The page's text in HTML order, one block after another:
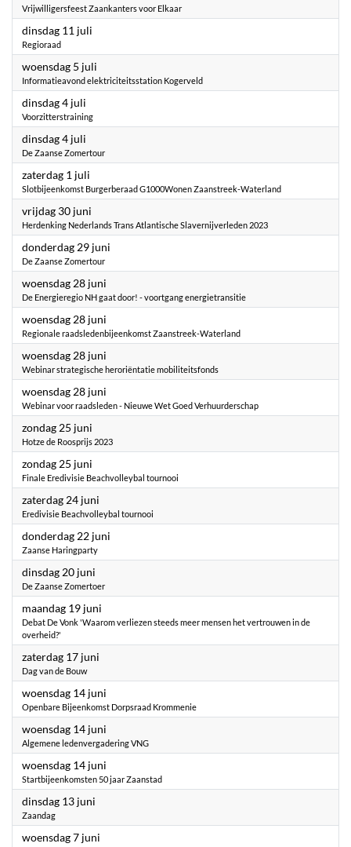
Vrijwilligersfeest Zaankanters voor Elkaar
dinsdag 11 juli
Regioraad
woensdag 5 juli
Informatieavond elektriciteitsstation Kogerveld
dinsdag 4 juli
Voorzitterstraining
dinsdag 4 juli
De Zaanse Zomertour
zaterdag 1 juli
Slotbijeenkomst Burgerberaad G1000Wonen Zaanstreek-Waterland
vrijdag 30 juni
Herdenking Nederlands Trans Atlantische Slavernijverleden 2023
donderdag 29 juni
De Zaanse Zomertour
woensdag 28 juni
De Energieregio NH gaat door! - voortgang energietransitie
woensdag 28 juni
Regionale raadsledenbijeenkomst Zaanstreek-Waterland
woensdag 28 juni
Webinar strategische heroriëntatie mobiliteitsfonds
woensdag 28 juni
Webinar voor raadsleden - Nieuwe Wet Goed Verhuurderschap
zondag 25 juni
Hotze de Roosprijs 2023
zondag 25 juni
Finale Eredivisie Beachvolleybal tournooi
zaterdag 24 juni
Eredivisie Beachvolleybal tournooi
donderdag 22 juni
Zaanse Haringparty
dinsdag 20 juni
De Zaanse Zomertoer
maandag 19 juni
Debat De Vonk 'Waarom verliezen steeds meer mensen het vertrouwen in de
overheid?'
zaterdag 17 juni
Dag van de Bouw
woensdag 14 juni
Openbare Bijeenkomst Dorpsraad Krommenie
woensdag 14 juni
Algemene ledenvergadering VNG
woensdag 14 juni
Startbijeenkomsten 50 jaar Zaanstad
dinsdag 13 juni
Zaandag
woensdag 7 juni